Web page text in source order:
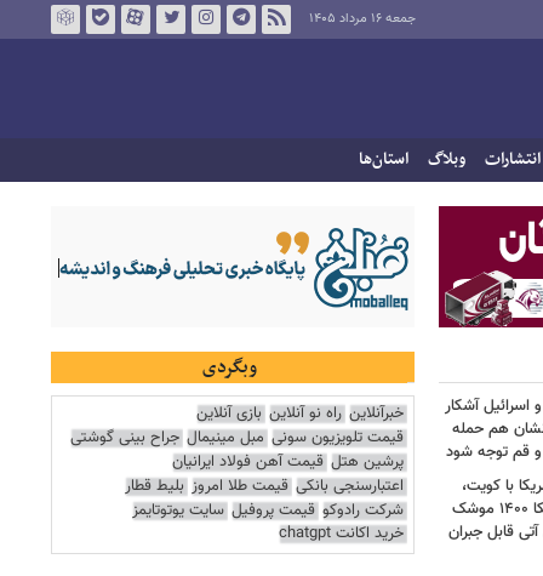
جمعه ۱۶ مرداد ۱۴۰۵
انتشارات وبلاگ استان‌ها
آشکار
هم حمله
قم توجه شود
با کویت،
عراق و افغانستان و جنگ رمضان/ آمریکا ۱۴۰۰ موشک
قابل جبران
وبگردی
خبرآنلاین راه نو آنلاین بازی آنلاین
قیمت تلویزیون سونی مبل مینیمال جراح بینی گوشتی
پرشین هتل قیمت آهن فولاد ایرانیان
اعتبارسنجی بانکی قیمت طلا امروز بلیط قطار
شرکت رادوکو قیمت پروفیل سایت یوتوتایمز
خرید اکانت chatgpt